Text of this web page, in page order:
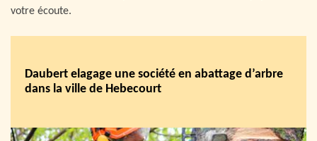
votre écoute.
Daubert elagage une société en abattage d’arbre
dans la ville de Hebecourt